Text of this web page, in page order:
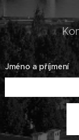
Jméno a příjmení